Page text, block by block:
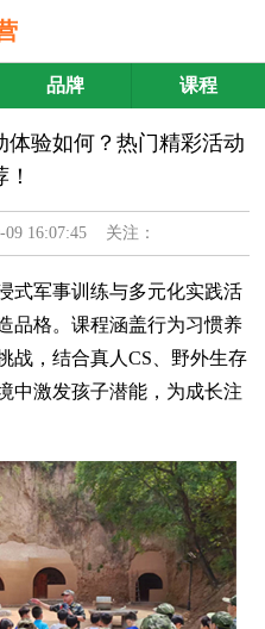
品牌 课程
验如何？热门精彩活动
16:07:45 关注：
式军事训练与多元化实践活
品格。课程涵盖行为习惯养
战，结合真人CS、野外生存
中激发孩子潜能，为成长注